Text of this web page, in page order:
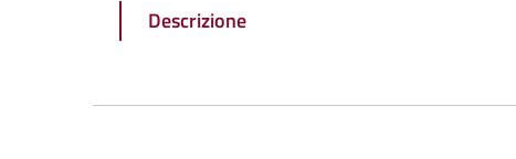
Descrizione